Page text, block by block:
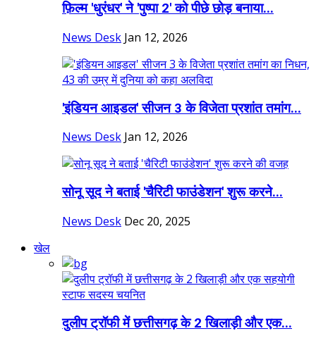
फ़िल्म 'धुरंधर' ने 'पुष्पा 2' को पीछे छोड़ बनाया...
News Desk Jan 12, 2026
'इंडियन आइडल' सीजन 3 के विजेता प्रशांत तमांग...
News Desk Jan 12, 2026
सोनू सूद ने बताई 'चैरिटी फाउंडेशन' शुरू करने...
News Desk Dec 20, 2025
खेल
दुलीप ट्रॉफी में छत्तीसगढ़ के 2 खिलाड़ी और एक...